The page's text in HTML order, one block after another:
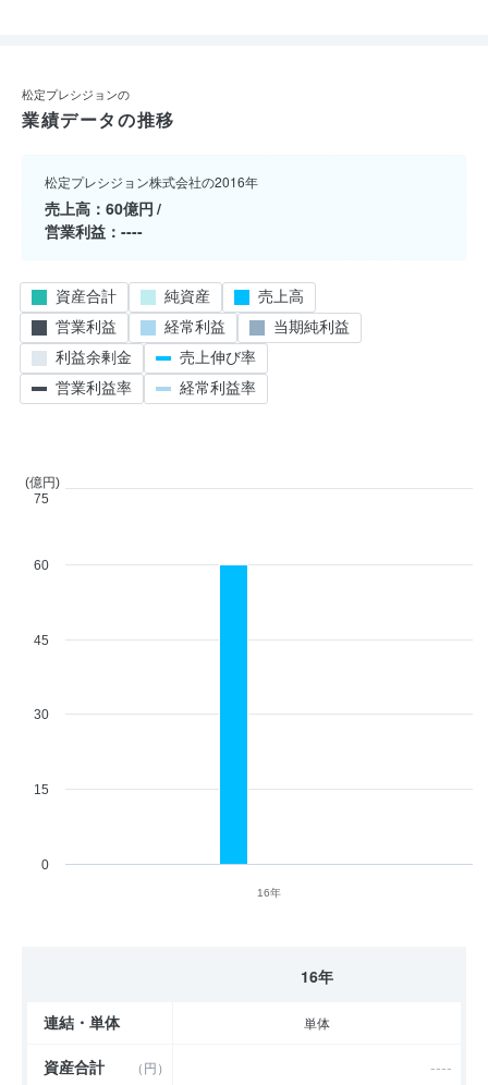
松定プレシジョンの
業績データの推移
松定プレシジョン株式会社の2016年
売上高
60億円
営業利益
----
16年
0
15
30
45
60
(億円)
75
資産合計 純資産
売上高
営業利益
経常利益
当期純利益
利益余剰金
売上伸び率
営業利益率
経常利益率
16年
連結・単体 単体
資産合計 （円） ----